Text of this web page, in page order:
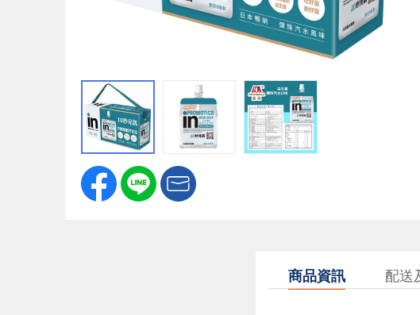
商品資訊 配送